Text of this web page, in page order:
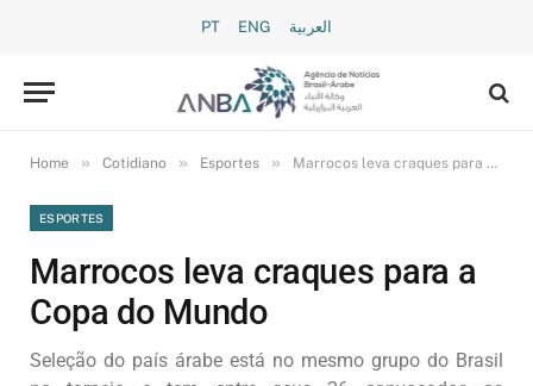
PT ENG العربية
Home » Cotidiano » Esportes » Marrocos leva craques para a Copa do Mundo
ESPORTES
Marrocos leva craques para a
Copa do Mundo
Seleção do país árabe está no mesmo grupo do Brasil